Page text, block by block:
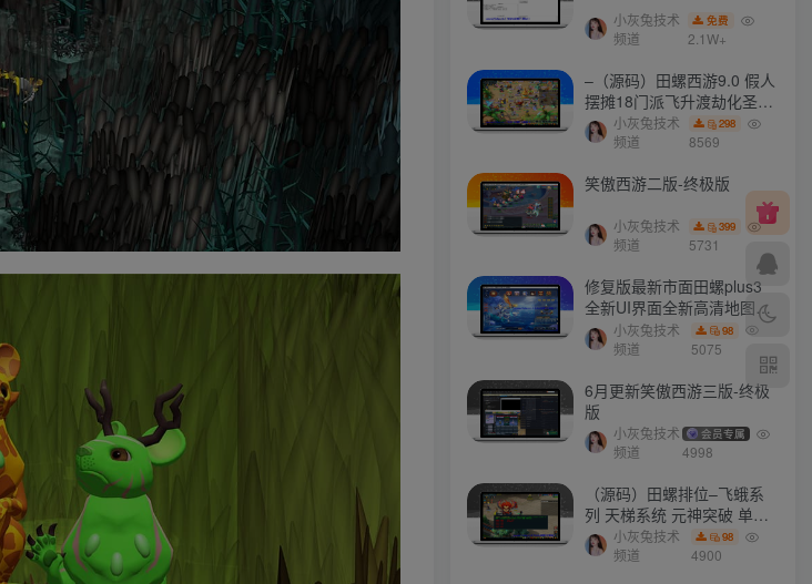
小灰兔技术
频道
免费
2.1W+
–（源码）田螺西游9.0 假人
摆摊18门派飞升渡劫化圣助
战最新BB谛听….
小灰兔技术
频道
298
8569
笑傲西游二版-终极版
小灰兔技术
频道
399
5731
修复版最新市面田螺plus3
全新UI界面全新高清地图18
门派 修复了后门ggeserver
打不开
小灰兔技术
频道
98
5075
6月更新笑傲西游三版-终极
版
小灰兔技术
频道
会员专属
4998
（源码）田螺排位–飞蛾系
列 天梯系统 元神突破 单机
免费 含GM工具
小灰兔技术
频道
98
4900